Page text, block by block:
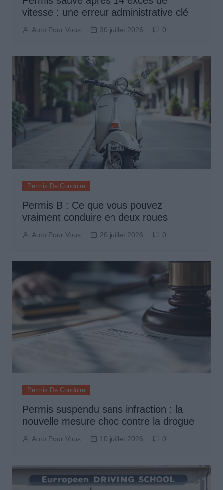
vitesse : une erreur administrative clé
Auto Pour Vous 30 juillet 2026 0
Permis De Conduire
Permis B : Ce que vous pouvez
vraiment conduire en deux roues
Auto Pour Vous 20 juillet 2026 0
Permis De Conduire
Permis suspendu sans infraction : la
nouvelle mesure choc contre la drogue
Auto Pour Vous 10 juillet 2026 0